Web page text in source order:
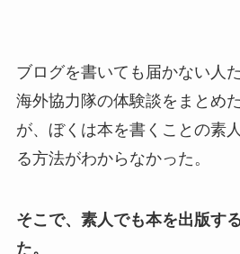
ブログを書いても届かない人
海外協力隊の体験談をまとめ
が、ぼくは本を書くことの素
る方法がわからなかった。
そこで、素人でも本を出版す
た。